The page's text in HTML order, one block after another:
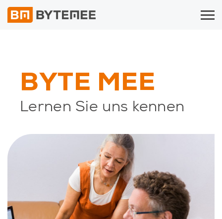
BYTE MEE
Lernen Sie uns kennen